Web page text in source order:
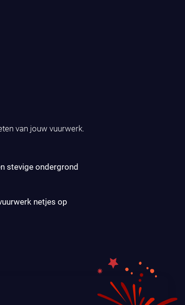
van jouw vuurwerk.
stevige ondergrond
netjes op